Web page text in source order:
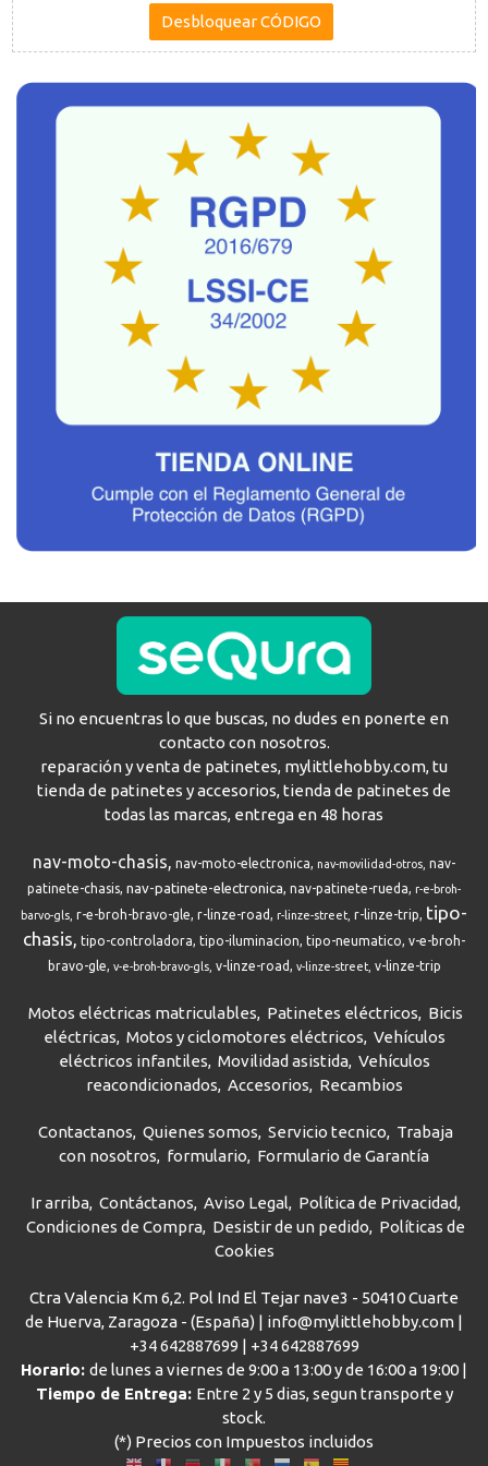
Si no encuentras lo que buscas, no dudes en ponerte en
contacto con nosotros.
reparación y venta de patinetes, mylittlehobby.com, tu
tienda de patinetes y accesorios, tienda de patinetes de
todas las marcas, entrega en 48 horas
nav-moto-chasis nav-moto-electronica nav-movilidad-otros nav-
patinete-chasis nav-patinete-electronica nav-patinete-rueda
r-e-broh-
barvo-gls r-e-broh-bravo-gle r-linze-road r-linze-street r-linze-trip
tipo-
chasis
tipo-controladora tipo-iluminacion tipo-neumatico v-e-broh-
bravo-gle v-e-broh-bravo-gls v-linze-road v-linze-street v-linze-trip
Motos eléctricas matriculables Patinetes eléctricos
Bicis
eléctricas Motos y ciclomotores eléctricos Vehículos
eléctricos infantiles Movilidad asistida Vehículos
reacondicionados Accesorios Recambios
Contactanos Quienes somos Servicio tecnico
Trabaja
con nosotros
formulario Formulario de Garantía
Ir arriba Contáctanos Aviso Legal
Política de Privacidad
Condiciones de Compra Desistir de un pedido
Políticas de
Cookies
Ctra Valencia Km 6,2. Pol Ind El Tejar nave3 - 50410 Cuarte
de Huerva, Zaragoza - (España) | info@mylittlehobby.com |
+34 642887699 | +34 642887699
Horario: de lunes a viernes de 9:00 a 13:00 y de 16:00 a 19:00 |
Tiempo de Entrega: Entre 2 y 5 dias, segun transporte y
stock.
(*) Precios con Impuestos incluidos